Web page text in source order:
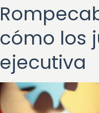
cómo los
ejecutiva